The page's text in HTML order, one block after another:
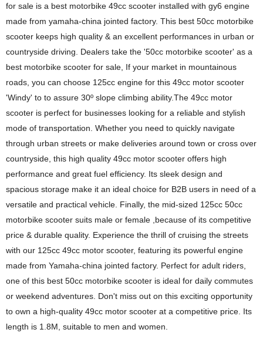
for sale is a best motorbike 49cc scooter installed with gy6 engine
made from yamaha-china jointed factory. This best 50cc motorbike
scooter keeps high quality & an excellent performances in urban or
countryside driving. Dealers take the '50cc motorbike scooter' as a
best motorbike scooter for sale, If your market in mountainous
roads, you can choose 125cc engine for this 49cc motor scooter
'Windy' to to assure 30º slope climbing ability.The 49cc motor
scooter is perfect for businesses looking for a reliable and stylish
mode of transportation. Whether you need to quickly navigate
through urban streets or make deliveries around town or cross over
countryside, this high quality 49cc motor scooter offers high
performance and great fuel efficiency. Its sleek design and
spacious storage make it an ideal choice for B2B users in need of a
versatile and practical vehicle. Finally, the mid-sized 125cc 50cc
motorbike scooter suits male or female ,because of its competitive
price & durable quality. Experience the thrill of cruising the streets
with our 125cc 49cc motor scooter, featuring its powerful engine
made from Yamaha-china jointed factory. Perfect for adult riders,
one of this best 50cc motorbike scooter is ideal for daily commutes
or weekend adventures. Don't miss out on this exciting opportunity
to own a high-quality 49cc motor scooter at a competitive price. Its
length is 1.8M, suitable to men and women.